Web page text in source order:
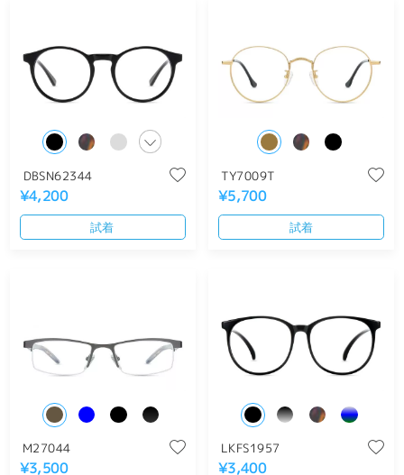
DBSN62344
¥4,200
試着
TY7009T
¥5,700
試着
M27044
¥3,500
LKFS1957
¥3,400